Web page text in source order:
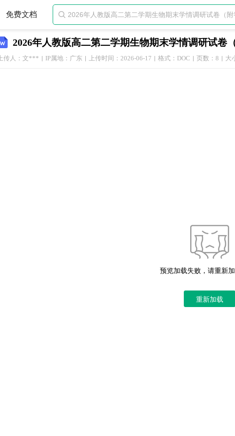
免费文档 
2026年人教版高二第二学期生物期末学情调研试卷
上传人：文*** IP属地：广东 上传时间：2026-06-17 格式：DOC 页数：8 大
预览加载失败，请重新
重新加载